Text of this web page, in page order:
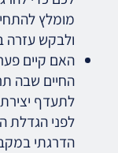
מומלץ
ולבקש עזרה
האם קיים
החיים שבה
לתעדף יצירת
לפני הגדלת
הדרגתי